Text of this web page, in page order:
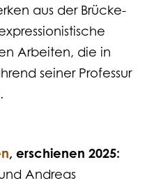
aus der Brücke-
Arbeiten, die in
seiner Professur
, erschienen 2025:
Andreas